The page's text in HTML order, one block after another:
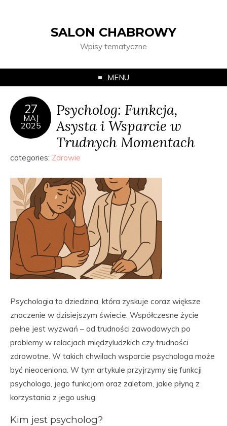
SALON CHABROWY
Wpisy tematyczne
MENU
27
MAJ
2025
Psycholog: Funkcja,
Asysta i Wsparcie w
Trudnych Momentach
categories: Zdrowie
Psychologia to dziedzina, która zyskuje coraz większe
znaczenie w dzisiejszym świecie. Współczesne życie
pełne jest wyzwań – od trudności zawodowych po
problemy w relacjach międzyludzkich czy trudności
zdrowotne. W takich chwilach wsparcie psychologa może
być nieoceniona. W tym artykule przyjrzymy się funkcji
psychologa, jego funkcjom oraz zaletom, jakie płyną z
korzystania z jego usług.
Kim jest psycholog?